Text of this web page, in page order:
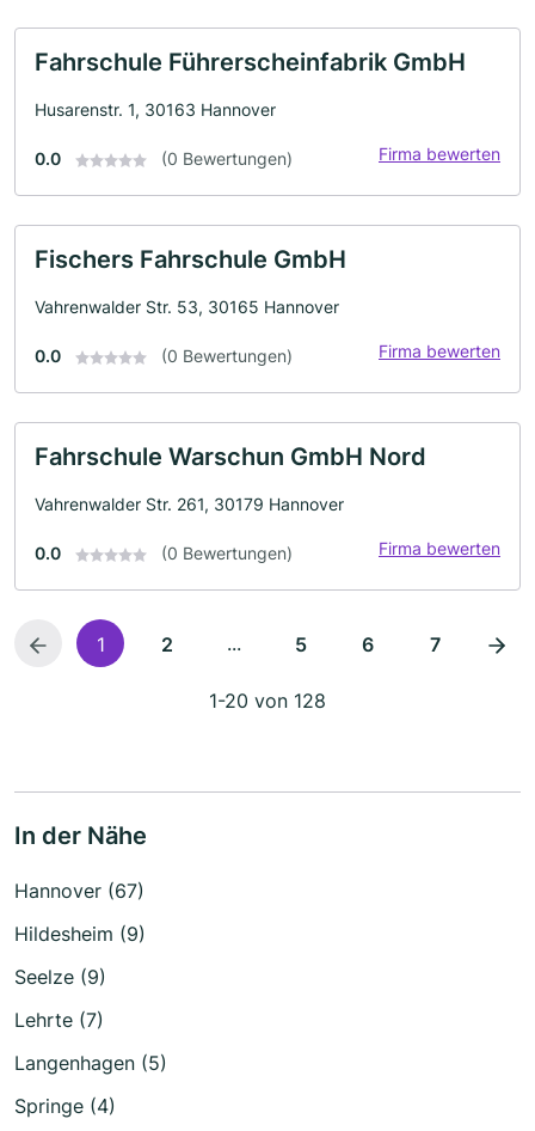
Fahrschule Führerscheinfabrik GmbH
Husarenstr. 1, 30163 Hannover
0.0 (0 Bewertungen) Firma bewerten
Fischers Fahrschule GmbH
Vahrenwalder Str. 53, 30165 Hannover
0.0 (0 Bewertungen) Firma bewerten
Fahrschule Warschun GmbH Nord
Vahrenwalder Str. 261, 30179 Hannover
0.0 (0 Bewertungen) Firma bewerten
1 2 ... 5 6 7
1-20 von 128
In der Nähe
Hannover (67)
Hildesheim (9)
Seelze (9)
Lehrte (7)
Langenhagen (5)
Springe (4)